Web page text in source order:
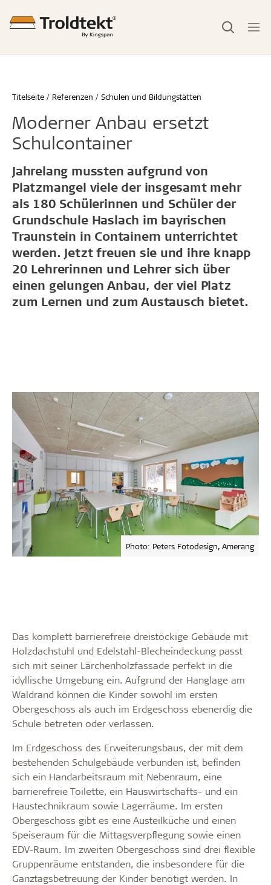
Titelseite Referenzen Schulen und Bildungstätten
Moderner Anbau ersetzt
Schulcontainer
Jahrelang mussten aufgrund von
Platzmangel viele der insgesamt mehr
als 180 Schülerinnen und Schüler der
Grundschule Haslach im bayrischen
Traunstein in Containern unterrichtet
werden. Jetzt freuen sie und ihre knapp
20 Lehrerinnen und Lehrer sich über
einen gelungen Anbau, der viel Platz
zum Lernen und zum Austausch bietet.
Photo: Peters Fotodesign, Amerang
Das komplett barrierefreie dreistöckige Gebäude mit
Holzdachstuhl und Edelstahl-Blecheindeckung passt
sich mit seiner Lärchenholzfassade perfekt in die
idyllische Umgebung ein. Aufgrund der Hanglage am
Waldrand können die Kinder sowohl im ersten
Obergeschoss als auch im Erdgeschoss ebenerdig die
Schule betreten oder verlassen.
Im Erdgeschoss des Erweiterungsbaus, der mit dem
bestehenden Schulgebäude verbunden ist, befinden
sich ein Handarbeitsraum mit Nebenraum, eine
barrierefreie Toilette, ein Hauswirtschafts- und ein
Haustechnikraum sowie Lagerräume. Im ersten
Obergeschoss gibt es eine Austeilküche und einen
Speiseraum für die Mittagsverpflegung sowie einen
EDV-Raum. Im zweiten Obergeschoss sind drei flexible
Gruppenräume entstanden, die insbesondere für die
Ganztagsbetreuung der Kinder benötigt werden. In